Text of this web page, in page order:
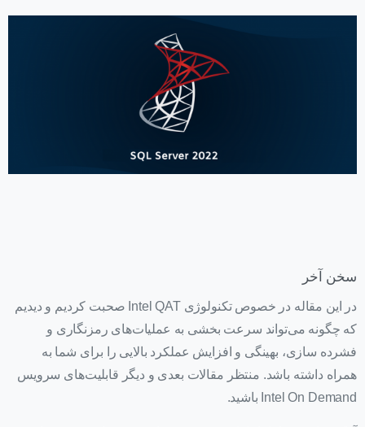
سخن آخر
در این مقاله در خصوص تکنولوژی Intel QAT صحبت کردیم و دیدیم
که چگونه می‌تواند سرعت بخشی به عملیات‌های رمزنگاری و
فشرده سازی، بهینگی و افزایش عملکرد بالایی را برای شما به
همراه داشته باشد. منتظر مقالات بعدی و دیگر قابلیت‌های سرویس
Intel On Demand باشید.